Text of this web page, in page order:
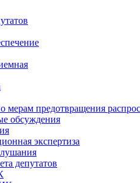
мерам предотвращения
обсуждения
экспертиза
депутатов